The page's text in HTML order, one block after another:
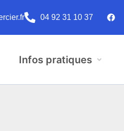
04 92 31 10 37
Infos pratiques